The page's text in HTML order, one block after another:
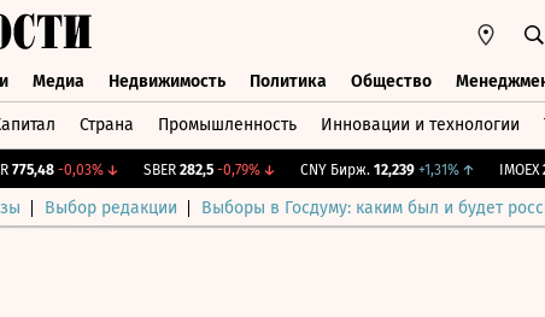
Медиа Недвижимость Политика Общество
Страна Промышленность Инновации и технологии
775,48 -0,03%↓ SBER 282,5 -0,79%↓ CNY Бирж. 12,239 +1,31%↑ IMOEX 2
Выбор редакции Выборы в Госдуму: каким был и будет